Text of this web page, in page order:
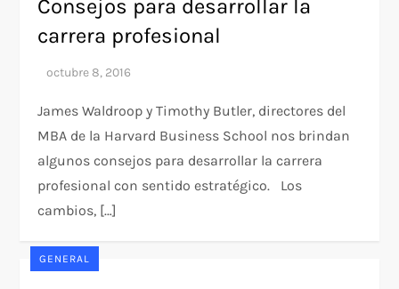
Consejos para desarrollar la
carrera profesional
James Waldroop y Timothy Butler, directores del
MBA de la Harvard Business School nos brindan
algunos consejos para desarrollar la carrera
profesional con sentido estratégico. Los
cambios, […]
GENERAL